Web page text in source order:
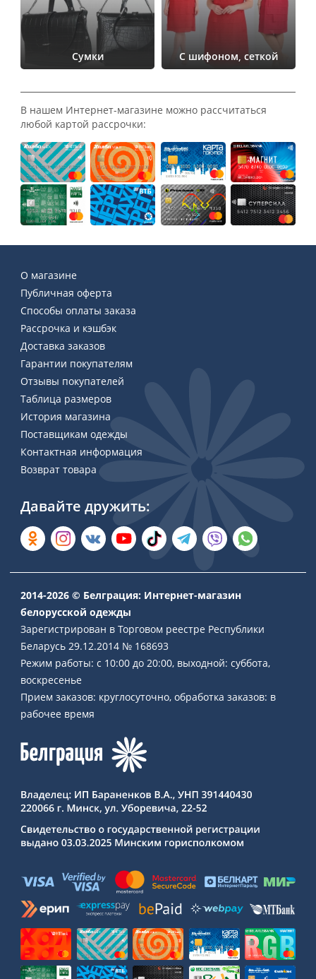
Сумки С шифоном, сеткой
В нашем Интернет-магазине можно рассчитаться
любой картой рассрочки:
О магазине
Публичная оферта
Способы оплаты заказа
Рассрочка и кэшбэк
Доставка заказов
Гарантии покупателям
Отзывы покупателей
Таблица размеров
История магазина
Поставщикам одежды
Контактная информация
Возврат товара
Давайте дружить:
2014-2026 © Белграция: Интернет-магазин
белорусской одежды
Зарегистрирован в Торговом реестре Республики
Беларусь 29.12.2014 № 168693
Режим работы: с 10:00 до 20:00, выходной: суббота,
воскресенье
Прием заказов: круглосуточно, обработка заказов: в
рабочее время